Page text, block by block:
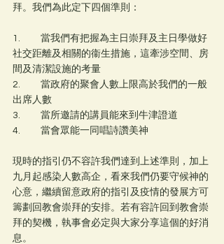
拜。我們為此定下四個準則：
1.	當我們有把握為主日崇拜及主日學做好
社交距離及相關的衞生措施，這牽涉空間、房
間及清潔設施的考量
2.	當政府的聚會人數上限高於我們的一般
出席人數
3.	當所邀請的講員能來到牛津證道
4.	當會眾能一同唱詩讚美神
現時的指引仍不容許我們達到上述準則，加上
九月起感染人數高企，看來我們仍要守候神的
心意，繼續留意政府的指引及疫情的發展方可
籌劃回教會崇拜的安排。若有容許回到教會崇
拜的契機，執事會必定與大家分享這個的好消
息。